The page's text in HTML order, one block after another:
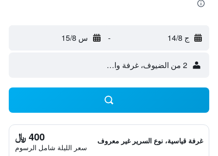
ج 14/8 - س 15/8
2 من الضيوف، غرفة واحدة
غرفة قياسية، نوع السرير غير معروف 400 ﷼
سعر الليلة شامل الرسوم